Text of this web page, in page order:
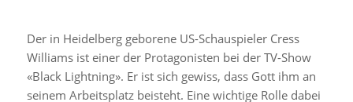
Der in Heidelberg geborene US-Schauspieler Cress
Williams ist einer der Protagonisten bei der TV-Show
«Black Lightning». Er ist sich gewiss, dass Gott ihm an
seinem Arbeitsplatz beisteht. Eine wichtige Rolle dabei